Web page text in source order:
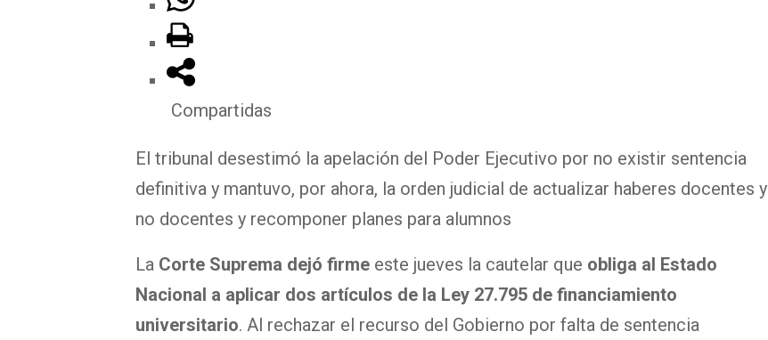
Compartidas
El tribunal desestimó la apelación del Poder Ejecutivo por no existir sentencia
definitiva y mantuvo, por ahora, la orden judicial de actualizar haberes docentes y
no docentes y recomponer planes para alumnos
La Corte Suprema dejó firme este jueves la cautelar que obliga al Estado
Nacional a aplicar dos artículos de la Ley 27.795 de financiamiento
universitario. Al rechazar el recurso del Gobierno por falta de sentencia